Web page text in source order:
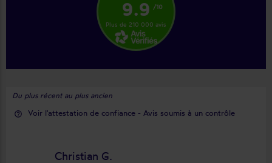
9.9 /10
Plus de 210 000 avis
Du plus récent au plus ancien
help_outline Voir l'attestation de confiance - Avis soumis à un contrôle
Christian G.